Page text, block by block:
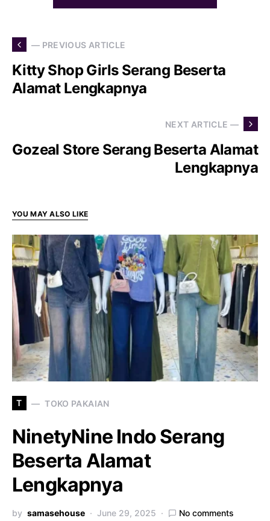
— PREVIOUS ARTICLE
Kitty Shop Girls Serang Beserta
Alamat Lengkapnya
NEXT ARTICLE —
Gozeal Store Serang Beserta Alamat
Lengkapnya
YOU MAY ALSO LIKE
T TOKO PAKAIAN
NinetyNine Indo Serang
Beserta Alamat
Lengkapnya
by samasehouse June 29, 2025 No comments